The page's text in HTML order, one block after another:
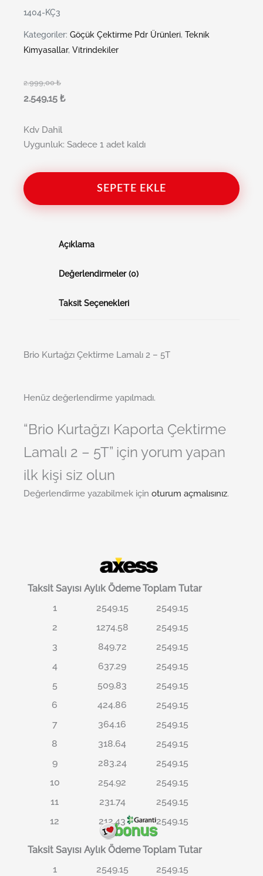
1404-KÇ3
Kategoriler: Göçük Çektirme Pdr Ürünleri, Teknik
Kimyasallar, Vitrindekiler
2.999,00₺
2.549,15 ₺
Kdv Dahil
Uygunluk: Sadece 1 adet kaldı
SEPETE EKLE
Açıklama
Değerlendirmeler (0)
Taksit Seçenekleri
Brio Kurtağzı Çektirme Lamalı 2 – 5T
Henüz değerlendirme yapılmadı.
“Brio Kurtağzı Kaporta Çektirme
Lamalı 2 – 5T” için yorum yapan
ilk kişi siz olun
Değerlendirme yazabilmek için oturum açmalısınız.
Taksit Sayısı Aylık Ödeme Toplam Tutar
1
2549.15
2549.15
2
1274.58
2549.15
3
849.72
2549.15
4
637.29
2549.15
5
509.83
2549.15
6
424.86
2549.15
7
364.16
2549.15
8
318.64
2549.15
9
283.24
2549.15
10
254.92
2549.15
11
231.74
2549.15
12
212.43 2549.15
Taksit Sayısı Aylık Ödeme Toplam Tutar
1
2549.15 2549.15